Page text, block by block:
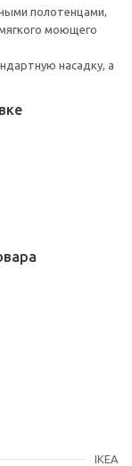
полотенцами,
моющего
насадку, а
IKEA